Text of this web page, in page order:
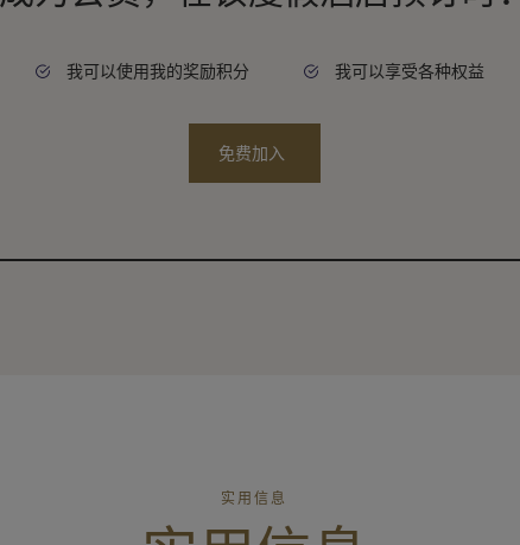
我可以使用我的奖励积分 我可以享受各种权益
免费加入
实用信息